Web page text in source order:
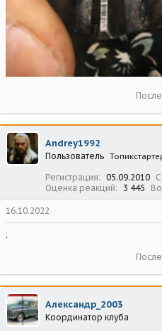
Andrey1992
Пользователь
Регистрация 05.09.2010
Оценка реакций
3 445
16.10.2022
.
Александр_2003
Координатор клуба